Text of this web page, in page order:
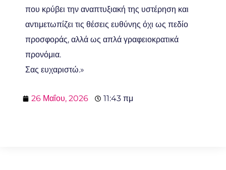
που κρύβει την αναπτυξιακή της υστέρηση και
αντιμετωπίζει τις θέσεις ευθύνης όχι ως πεδίο
προσφοράς, αλλά ως απλά γραφειοκρατικά
προνόμια.
Σας ευχαριστώ.»
26 Μαΐου, 2026 11:43 πμ